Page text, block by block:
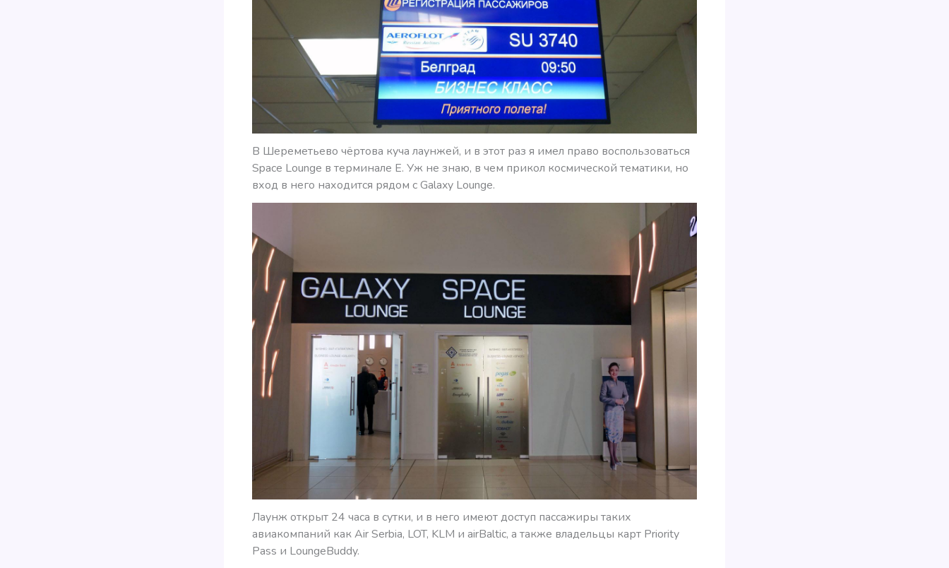
В Шереметьево чёртова куча лаунжей, и в этот раз я имел право воспользоваться
Space Lounge в терминале Е. Уж не знаю, в чем прикол космической тематики, но
вход в него находится рядом с Galaxy Lounge.
Лаунж открыт 24 часа в сутки, и в него имеют доступ пассажиры таких
авиакомпаний как Air Serbia, LOT, KLM и airBaltic, а также владельцы карт Priority
Pass и LoungeBuddy.